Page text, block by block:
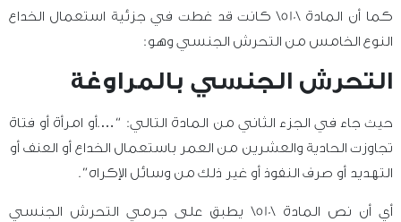
كما أن المادة \510\ كانت قد غطت في جزئية استعمال الخداع
النوع الخامس من التحرش الجنسي وهو:
التحرش الجنسي بالمراوغة
حيث جاء في الجزء الثاني من المادة التالي: “….أو امرأة أو فتاة
تجاوزت الحادية والعشرين من العمر باستعمال الخداع أو العنف أو
التهديد أو صرف النفوذ أو غير ذلك من وسائل الإكراه”.
أي أن نص المادة \510\ يطبق على جرمي التحرش الجنسي